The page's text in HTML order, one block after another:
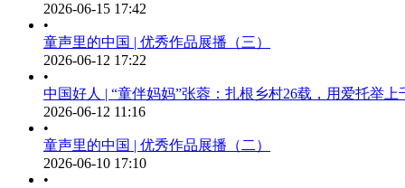
2026-06-15 17:42
•
童声里的中国 | 优秀作品展播（三）
2026-06-12 17:22
•
中国好人 | “童伴妈妈”张蓉：扎根乡村26载，用爱托举上
2026-06-12 11:16
•
童声里的中国 | 优秀作品展播（二）
2026-06-10 17:10
•